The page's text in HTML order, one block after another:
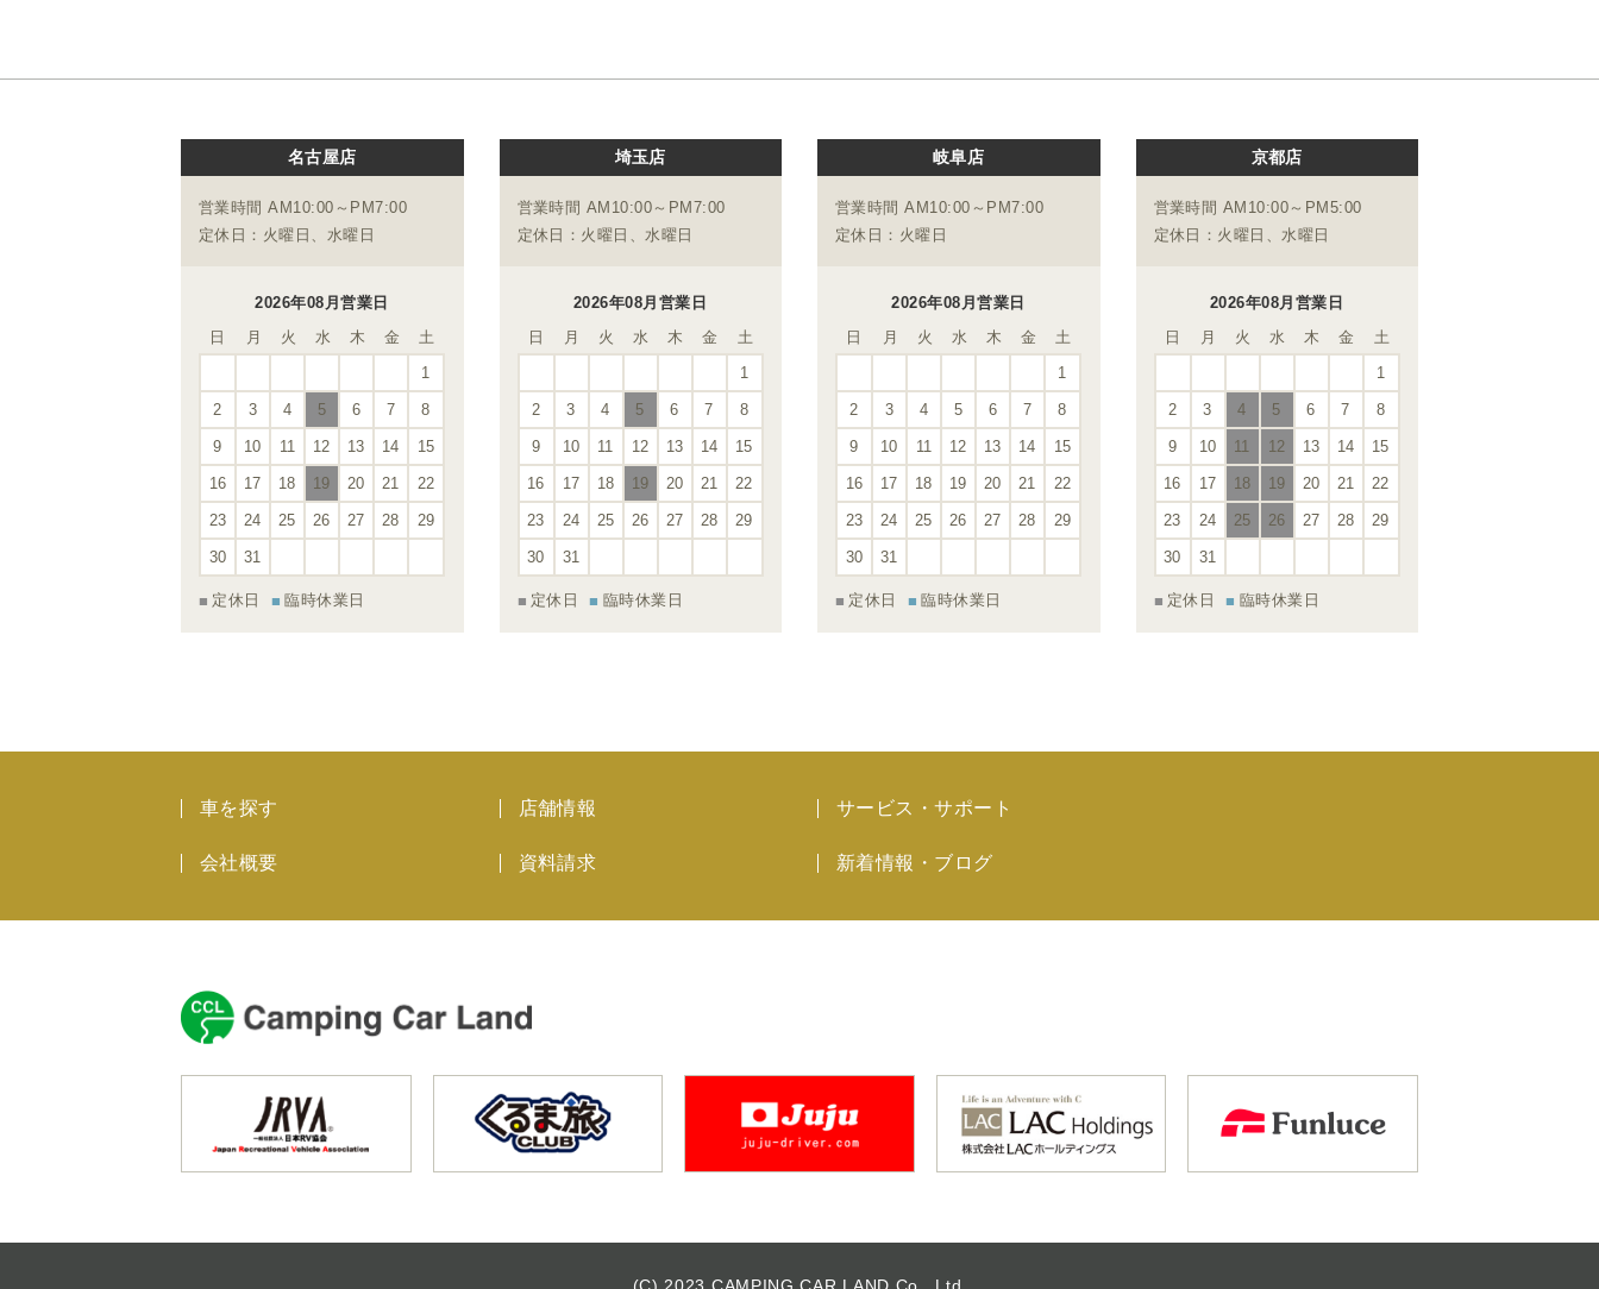
名古屋店
営業時間 AM10:00～PM7:00
定休日：火曜日、水曜日
2026年08月営業日
日
月 火 水 木 金
土
1
2 3 4 5 6 7 8
9 10 11 12 13 14 15
16 17 18 19 20 21 22
23 24 25 26 27 28 29
30 31
定休日 臨時休業日
埼玉店
営業時間 AM10:00～PM7:00
定休日：火曜日、水曜日
2026年08月営業日
日
月 火 水 木 金
土
1
2 3 4 5 6 7 8
9 10 11 12 13 14 15
16 17 18 19 20 21 22
23 24 25 26 27 28 29
30 31
定休日 臨時休業日
岐阜店
営業時間 AM10:00～PM7:00
定休日：火曜日
2026年08月営業日
日
月 火 水 木 金
土
1
2 3 4 5 6 7 8
9 10 11 12 13 14 15
16 17 18 19 20 21 22
23 24 25 26 27 28 29
30 31
定休日 臨時休業日
京都店
営業時間 AM10:00～PM5:00
定休日：火曜日、水曜日
2026年08月営業日
日
月 火 水 木 金
土
1
2 3 4 5 6 7 8
9 10 11 12 13 14 15
16 17 18 19 20 21 22
23 24 25 26 27 28 29
30 31
定休日 臨時休業日
車を探す
会社概要
店舗情報
資料請求
サービス・サポート
新着情報・ブログ